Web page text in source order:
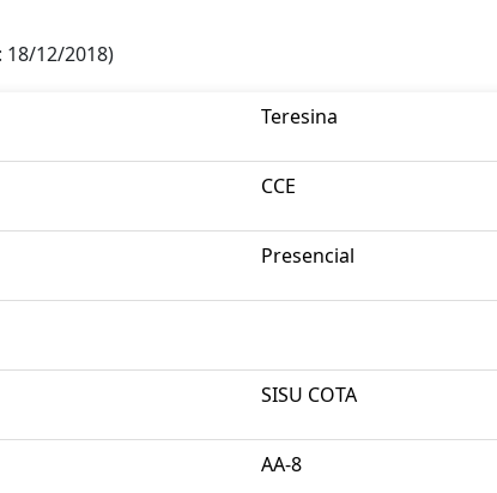
12/2018)
Teresina
CCE
Presencial
SISU COTA
AA-8